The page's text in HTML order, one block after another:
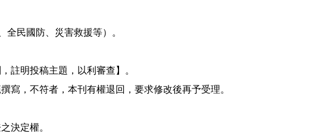
民國防、災害救援等）。
註明投稿主題，以利審查】。
寫，不符者，本刊有權退回，要求修改後再予受理。
決定權。